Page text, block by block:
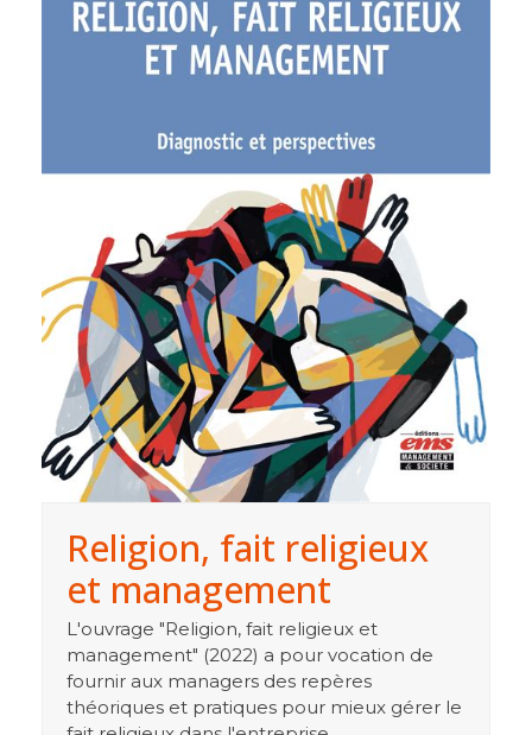
Religion, fait religieux
et management
L'ouvrage "Religion, fait religieux et
management" (2022) a pour vocation de
fournir aux managers des repères
théoriques et pratiques pour mieux gérer le